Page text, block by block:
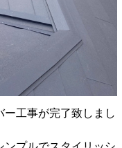
ー工事が完了致しまし